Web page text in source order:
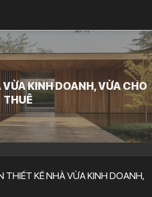
KINH DOANH, VỪA CHO
THUÊ
THIẾT KẾ NHÀ VỪA KINH DOANH,